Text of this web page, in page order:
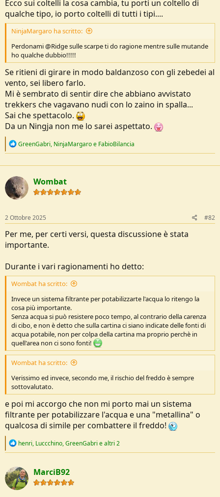
Ecco sui coltelli la cosa cambia, tu porti un coltello di
qualche tipo, io porto coltelli di tutti i tipi....
NinjaMargaro ha scritto:
Perdonami @Ridge sulle scarpe ti do ragione mentre sulle mutande
ho qualche dubbio!!!!!
Se ritieni di girare in modo baldanzoso con gli zebedei al
vento, sei libero farlo.
Mi è sembrato di sentir dire che abbiano avvistato
trekkers che vagavano nudi con lo zaino in spalla...
Sai che spettacolo.
Da un Ningja non me lo sarei aspettato.
R
c
t
i
o
n
GreenGabri, NinjaMargaroe FabioBilancia
Wombat
2 Ottobre 2025 #82
Per me, per certi versi, questa discussione è stata
importante.
Durante i vari ragionamenti ho detto:
Wombat ha scritto:
Invece un sistema filtrante per potabilizzarte l'acqua lo ritengo la
cosa più importante.
Senza acqua si può resistere poco tempo, al contrario della carenza
di cibo, e non è detto che sulla cartina ci siano indicate delle fonti di
acqua potabile, non per colpa della cartina ma proprio perchè in
quell'area non ci sono fonti!
Wombat ha scritto:
Verissimo ed invece, secondo me, il rischio del freddo è sempre
sottovalutato.
e poi mi accorgo che non mi porto mai un sistema
filtrante per potabilizzare l'acqua e una "metallina" o
qualcosa di simile per combattere il freddo!
R
c
t
i
o
henri, Luccchino,GreenGabri e altri 2
MarciB92